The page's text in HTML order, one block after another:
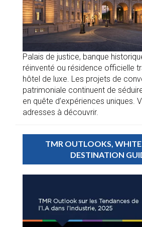
Palais de justice, banque
réinventé ou résidence officielle
hôtel de luxe. Les projets de
patrimoniale continuent de
en quête d’expériences uniques.
adresses à découvrir.
TMR OUTLOOKS, WHITE
DESTINATION